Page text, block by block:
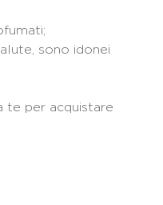
sono idonei
te per acquistare